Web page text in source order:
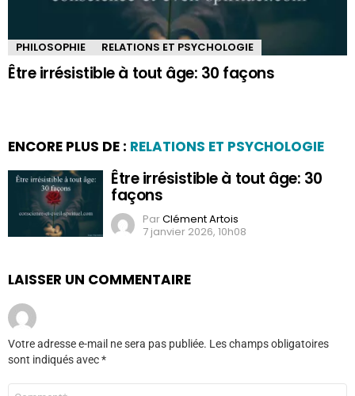
PHILOSOPHIE RELATIONS ET PSYCHOLOGIE
Être irrésistible à tout âge: 30 façons
ENCORE PLUS DE : RELATIONS ET PSYCHOLOGIE
Être irrésistible à tout âge: 30
façons
ParClément Artois
7 janvier 2026, 10h08
LAISSER UN COMMENTAIRE
Votre adresse e-mail ne sera pas publiée. Les champs obligatoires
sont indiqués avec*